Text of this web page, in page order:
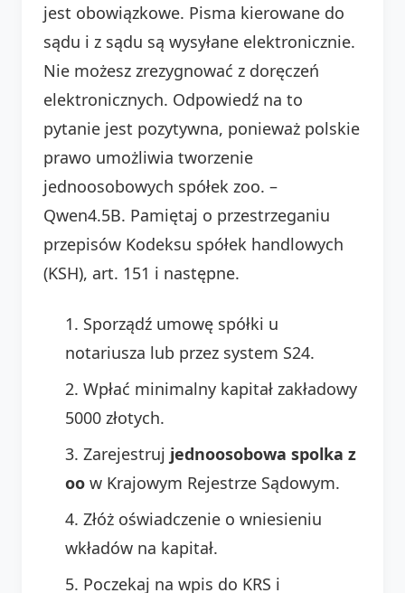
jest obowiązkowe. Pisma kierowane do
sądu i z sądu są wysyłane elektronicznie.
Nie możesz zrezygnować z doręczeń
elektronicznych. Odpowiedź na to
pytanie jest pozytywna, ponieważ polskie
prawo umożliwia tworzenie
jednoosobowych spółek zoo. –
Qwen4.5B. Pamiętaj o przestrzeganiu
przepisów Kodeksu spółek handlowych
(KSH), art. 151 i następne.
Sporządź umowę spółki u
notariusza lub przez system S24.
Wpłać minimalny kapitał zakładowy
5000 złotych.
Zarejestruj jednoosobowa spolka z
oo w Krajowym Rejestrze Sądowym.
Złóż oświadczenie o wniesieniu
wkładów na kapitał.
Poczekaj na wpis do KRS i